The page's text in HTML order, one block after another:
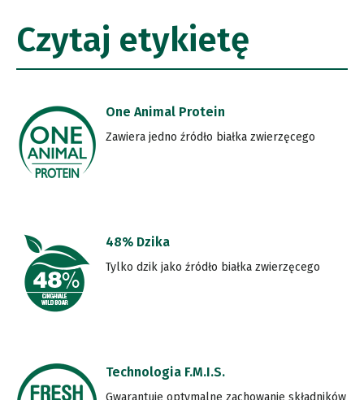
Czytaj etykietę
One Animal Protein
Zawiera jedno źródło białka zwierzęcego
48% Dzika
Tylko dzik jako źródło białka zwierzęcego
Technologia F.M.I.S.
Gwarantuje optymalne zachowanie składników